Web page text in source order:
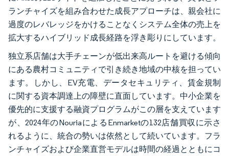
ランチャイズを組み合わせた成長アプローチは、親会社に
過度のレバレッジをかけることなくシステム全体の売上を
拡大するハイブリッド成長経路を浮き彫りにしています。
独立系店舗は大手チェーンが低出来高ルートを避ける傾向
にある農村コミュニティで引き続き地域の中核を担ってい
ます。しかし、EV充電、データセキュリティ、賃金規制
に関する資本調達上の障壁に直面しています。中小企業を
優先的に支援する融資プログラムがこの層を支えています
が、2024年のNouriaによるEnmarketの132店舗買収に示さ
れるように、統合の勢いは依然として続いています。フラ
ンチャイズおよび企業直営モデルは時間の経過とともにコ